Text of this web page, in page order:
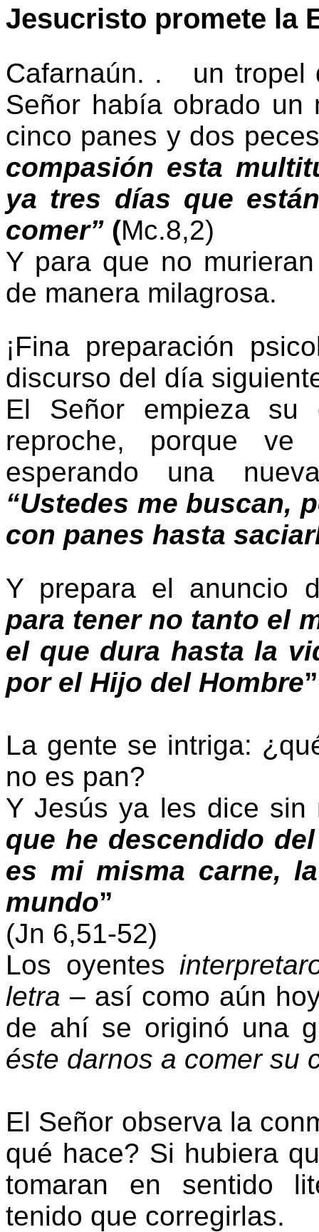
Jesucristo promete la
Cafarnaún. . un tropel
Señor había obrado un
cinco panes y dos
compasión esta
ya tres días que
comer” (Mc.8,2)
Y para que no
de manera milagrosa.
¡Fina preparación
discurso del día
El Señor empieza su
reproche, porque
esperando una
“Ustedes me buscan,
con panes hasta
Y prepara el anuncio
para tener no tanto el
el que dura hasta la
por el Hijo del Hombre”
La gente se intriga:
no es pan?
Y Jesús ya les dice
que he descendido
es mi misma carne,
mundo”
(Jn 6,51-52)
Los oyentes
letra – así como aún
de ahí se originó una
éste darnos a comer su
El Señor observa la
qué hace? Si hubiera
tomaran en sentido
tenido que corregirlas.